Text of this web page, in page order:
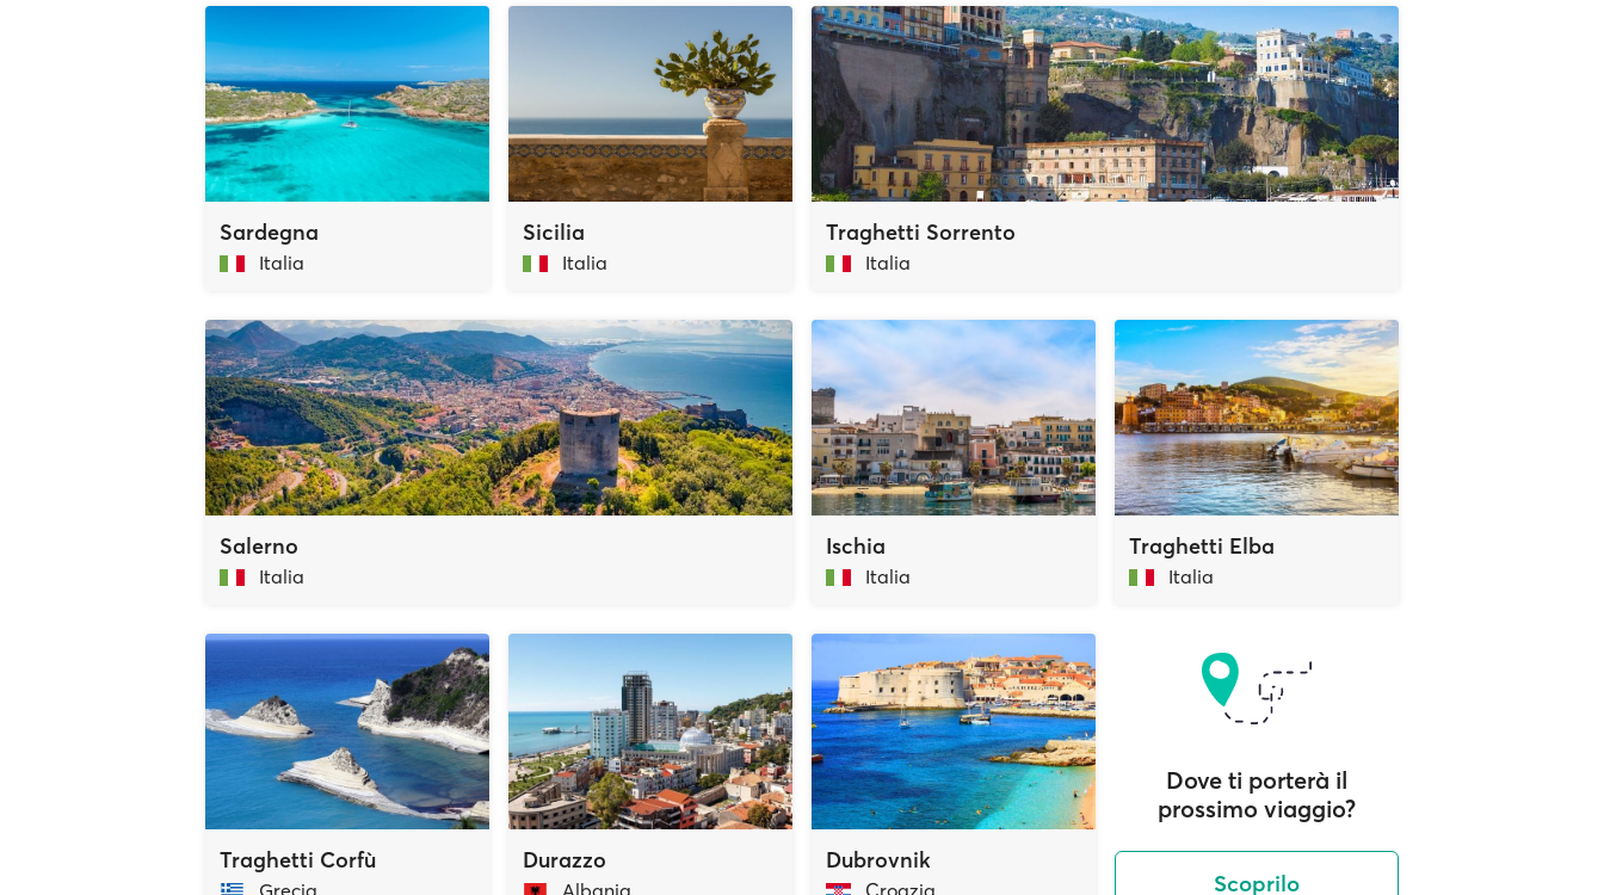
Sardegna
Italia
Sicilia
Italia
Traghetti Sorrento
Italia
Salerno
Italia
Ischia
Italia
Traghetti Elba
Italia
Traghetti Corfù
Grecia
Durazzo
Albania
Dubrovnik
Croazia
Dove ti porterà il
prossimo viaggio?
Scoprilo